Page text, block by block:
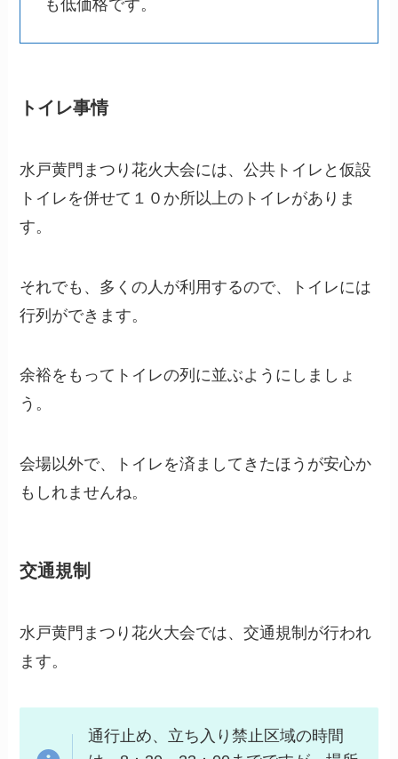
も低価格です。
トイレ事情
水戸黄門まつり花火大会には、公共トイレと仮設
トイレを併せて１０か所以上のトイレがありま
す。
それでも、多くの人が利用するので、トイレには
行列ができます。
余裕をもってトイレの列に並ぶようにしましょ
う。
会場以外で、トイレを済ましてきたほうが安心か
もしれませんね。
交通規制
水戸黄門まつり花火大会では、交通規制が行われ
ます。
通行止め、立ち入り禁止区域の時間